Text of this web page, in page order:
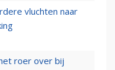
vluchten naar
roer over bij